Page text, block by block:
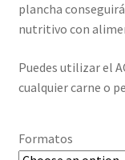
plancha
nutritivo con
Puedes utilizar el
cualquier carne o
Formatos